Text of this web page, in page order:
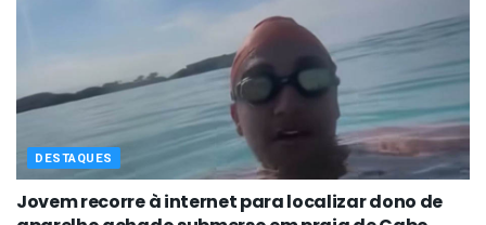
DESTAQUES
Jovem recorre à internet para localizar dono de